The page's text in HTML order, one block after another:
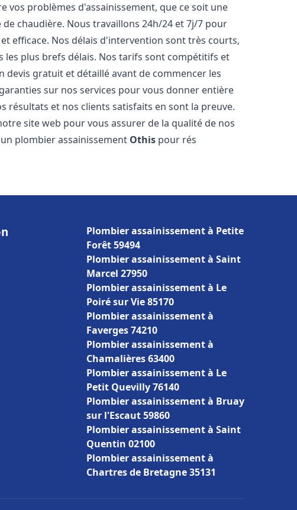
problèmes d'assainissement, que ce soit une
chaudière. Nous travaillons 24h/24 et 7j/7 pour
efficace. Nos délais d'intervention sont très courts,
les plus brefs délais. Nos tarifs sont compétitifs et
gratuit et détaillé avant de commencer les
sur nos services pour vous donner entière
résultats et nos clients satisfaits en sont la preuve.
site web pour vous assurer de la qualité de nos
plombier assainissement Othis pour rés
Plombier assainissement à Petite
Forêt 59494
Plombier assainissement à Saint
Marcel 27950
Plombier assainissement à Le
Poiré sur Vie 85170
Plombier assainissement à
Faverges 74210
Plombier assainissement à
Chamalières 63400
Plombier assainissement à Le
Petit Quevilly 76140
Plombier assainissement à Bruay
sur l'Escaut 59860
Plombier assainissement à Saint
Quentin 02100
Plombier assainissement à
Chartres de Bretagne 35131